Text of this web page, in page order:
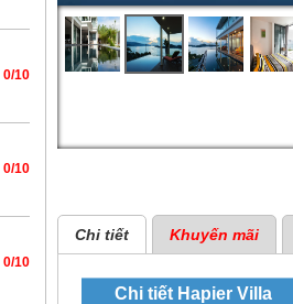
0/10
0/10
0/10
Chi tiết Khuyến mãi
Chi tiết Hapier Villa